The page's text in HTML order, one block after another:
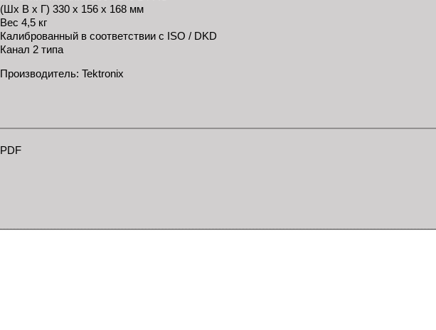
(Шх В х Г) 330 х 156 х 168 мм
Вес 4,5 кг
Калиброванный в соответствии с ISO / DKD
Канал 2 типа
Производитель: Tektronix
PDF